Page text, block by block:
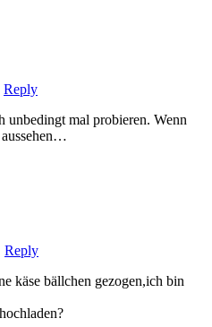
Reply
unbedingt mal probieren. Wenn
aussehen…
Reply
käse bällchen gezogen,ich bin